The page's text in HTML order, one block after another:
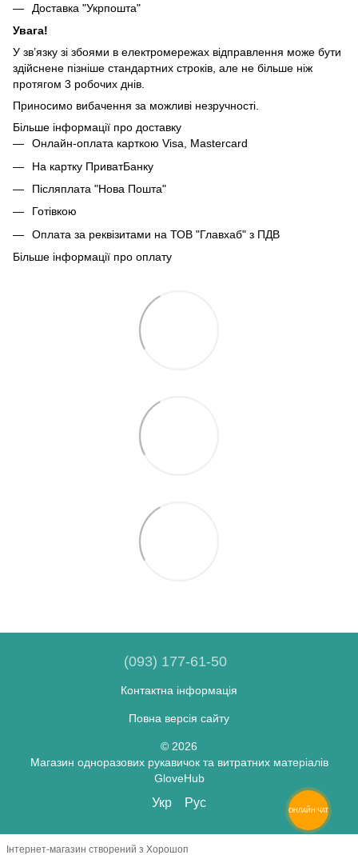
Доставка "Укрпошта"
Увага!
У зв’язку зі збоями в електромережах відправлення може бути
здійснене пізніше стандартних строків, але не більше ніж
протягом 3 робочих днів.
Приносимо вибачення за можливі незручності.
Більше інформації про доставку
Онлайн-оплата карткою Visa, Mastercard
На картку ПриватБанку
Післяплата "Нова Пошта"
Готівкою
Оплата за реквізитами на ТОВ "Главхаб" з ПДВ
Більше інформації про оплату
(093) 177-61-50
Контактна інформація
Повна версія сайту
© 2026
Магазин одноразових рукавичок та витратних матеріалів
GloveHub
Укр Рус
Інтернет-магазин створений з Хорошоп
ОНЛАЙН ЧАТ